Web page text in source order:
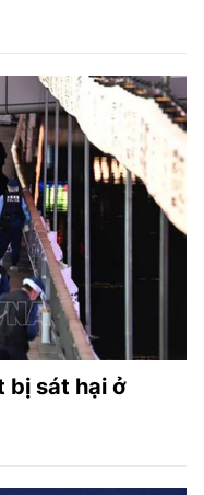
bị sát hại ở